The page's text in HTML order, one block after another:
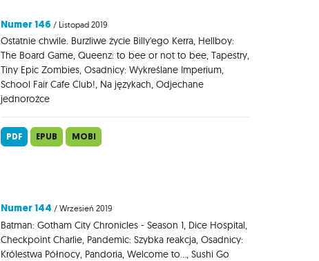
Numer 146 / Listopad 2019
Ostatnie chwile. Burzliwe życie Billy'ego Kerra, Hellboy:
The Board Game, Queenz: to bee or not to bee, Tapestry,
Tiny Epic Zombies, Osadnicy: Wykreślane Imperium,
School Fair Cafe Club!, Na językach, Odjechane
jednorożce
PDF EPUB MOBI
Numer 144 / Wrzesień 2019
Batman: Gotham City Chronicles - Season 1, Dice Hospital,
Checkpoint Charlie, Pandemic: Szybka reakcja, Osadnicy:
Królestwa Północy, Pandoria, Welcome to..., Sushi Go